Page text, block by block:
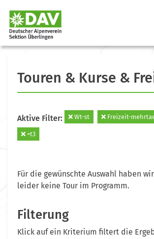
Touren & Kurse &
Aktive Filter: Wt-st Freizeit-
=t3
Für die gewünschte Auswahl haben
leider keine Tour im Programm.
Filterung
Klick auf ein Kriterium filtert die